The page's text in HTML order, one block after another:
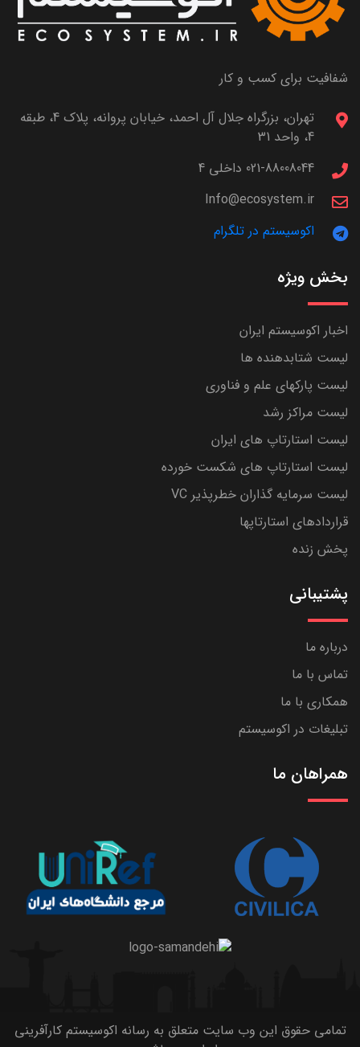
شفافیت برای کسب و کار
تهران، بزرگراه جلال آل احمد، خیابان پروانه، پلاک 4، طبقه
4، واحد 31
021-88008044 داخلی 4
Info@ecosystem.ir
اکوسیستم در تلگرام
بخش ویژه
اخبار اکوسیستم ایران
لیست شتابدهنده ها
لیست پارکهای علم و فناوری
لیست مراکز رشد
لیست استارتاپ های ایران
لیست استارتاپ های شکست خورده
لیست سرمایه گذاران خطرپذیر VC
قراردادهای استارتاپها
پخش زنده
پشتیبانی
درباره ما
تماس با ما
همکاری با ما
تبلیغات در اکوسیستم
همراهان ما
تمامی حقوق این وب سایت متعلق به رسانه اکوسیستم کارآفرینی